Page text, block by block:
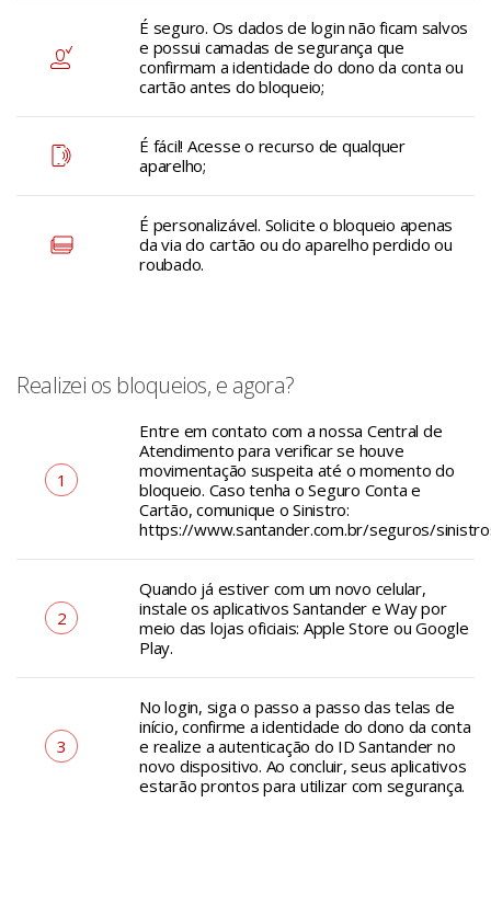
É seguro. Os dados de login não ficam salvos
e possui camadas de segurança que
confirmam a identidade do dono da conta ou
cartão antes do bloqueio;
É fácil! Acesse o recurso de qualquer
aparelho;
É personalizável. Solicite o bloqueio apenas
da via do cartão ou do aparelho perdido ou
roubado.
Realizei os bloqueios, e agora?
1
Entre em contato com a nossa Central de
Atendimento para verificar se houve
movimentação suspeita até o momento do
bloqueio. Caso tenha o Seguro Conta e
Cartão, comunique o Sinistro:
https://www.santander.com.br/seguros/
2
Quando já estiver com um novo celular,
instale os aplicativos Santander e Way por
meio das lojas oficiais: Apple Store ou Google
Play.
3
No login, siga o passo a passo das telas de
início, confirme a identidade do dono da conta
e realize a autenticação do ID Santander no
novo dispositivo. Ao concluir, seus aplicativos
estarão prontos para utilizar com segurança.